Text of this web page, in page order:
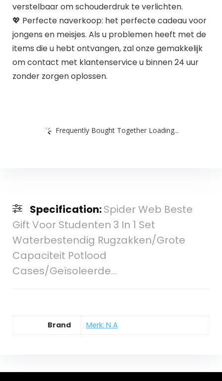
verstelbaar om schouderdruk te verlichten.
💖 Perfecte naverkoop: het perfecte cadeau voor
jongens en meisjes. Als u problemen heeft met de
items die u hebt ontvangen, zal onze gemakkelijk
om contact met klantenservice u binnen 24 uur
zonder zorgen oplossen.
Frequently Bought Together Loading...
Specification:Spider Web Beste
Gift Voor Studenten 3 In 1 Set
Waterbestendig Rugzakken/Grote
Capaciteit Potlood
Cases/Geïsoleerde…
Brand Merk: N A